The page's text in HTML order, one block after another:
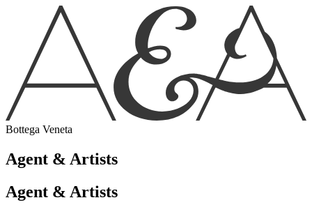
Bottega Veneta
Agent & Artists
Agent & Artists